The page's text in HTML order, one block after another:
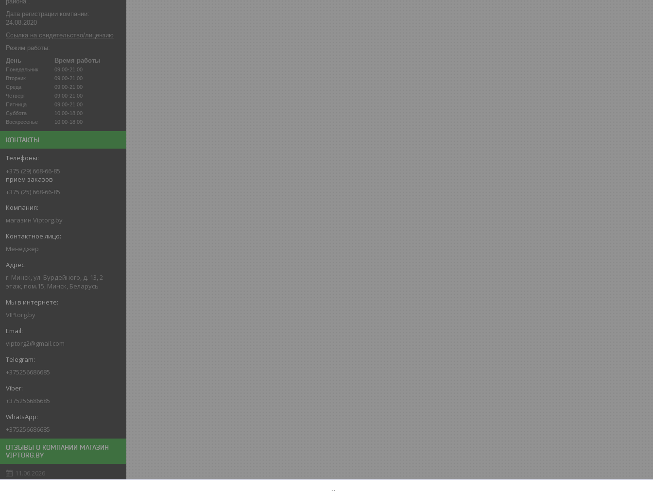
Дата регистрации компании:
24.08.2020
Ссылка на свидетельство/лицензию
Режим работы:
День
Время работы
Понедельник
09:00-21:00
Вторник
09:00-21:00
Среда
09:00-21:00
Четверг
09:00-21:00
Пятница
09:00-21:00
Суббота
10:00-18:00
Воскресенье
10:00-18:00
КОНТАКТЫ
+375 (29) 668-66-85
прием заказов
+375 (25) 668-66-85
магазин Viptorg.by
Менеджер
г. Минск, ул. Бурдейного, д. 13, 2
этаж, пом.15, Минск, Беларусь
VIPtorg.by
viptorg2@gmail.com
+375256686685
+375256686685
+375256686685
ОТЗЫВЫ О КОМПАНИИ МАГАЗИН
VIPTORG.BY
11.06.2026